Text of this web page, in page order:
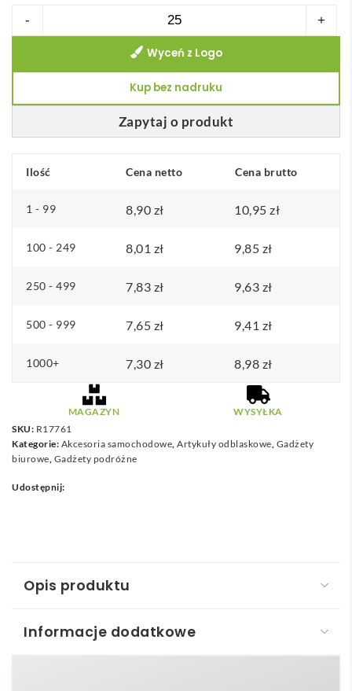
-
Dziecięca
+
Zapytaj o produkt
Wyceń z Logo
Kup bez nadruku
Ilość Cena netto Cena brutto
1 - 99 8,90 zł 10,95 zł
100 - 249 8,01 zł 9,85 zł
250 - 499 7,83 zł 9,63 zł
500 - 999 7,65 zł 9,41 zł
1000+ 7,30 zł 8,98 zł
MAGAZYN
WYSYŁKA
SKU: R17761
Kategorie: Akcesoria samochodowe, Artykuły odblaskowe, Gadżety
biurowe, Gadżety podróżne
Udostępnij:
Opis produktu
Informacje dodatkowe